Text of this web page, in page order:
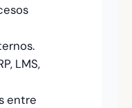
LMS,
entre